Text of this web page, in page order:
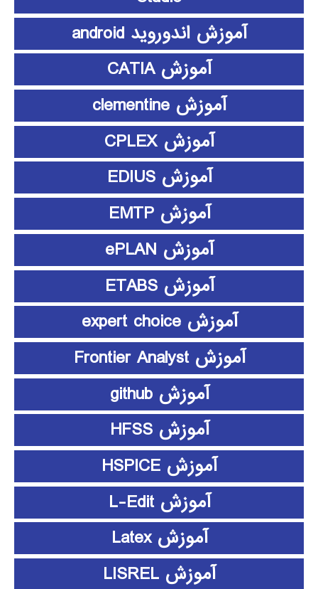
آموزش اندوروید android
آموزش CATIA
آموزش clementine
آموزش CPLEX
آموزش EDIUS
آموزش EMTP
آموزش ePLAN
آموزش ETABS
آموزش expert choice
آموزش Frontier Analyst
آموزش github
آموزش HFSS
آموزش HSPICE
آموزش L-Edit
آموزش Latex
آموزش LISREL